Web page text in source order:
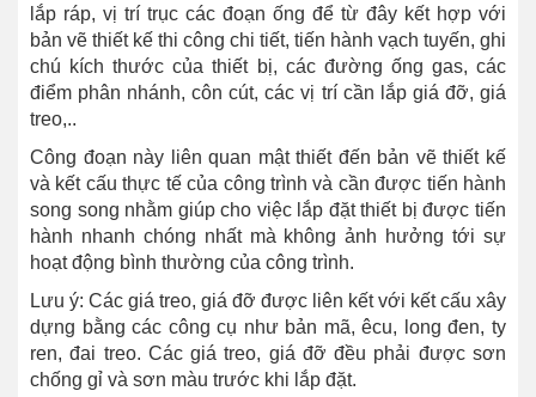
lắp ráp, vị trí trục các đoạn ống để từ đây kết hợp với
bản vẽ thiết kế thi công chi tiết, tiến hành vạch tuyến, ghi
chú kích thước của thiết bị, các đường ống gas, các
điểm phân nhánh, côn cút, các vị trí cần lắp giá đỡ, giá
treo,..
Công đoạn này liên quan mật thiết đến bản vẽ thiết kế
và kết cấu thực tế của công trình và cần được tiến hành
song song nhằm giúp cho việc lắp đặt thiết bị được tiến
hành nhanh chóng nhất mà không ảnh hưởng tới sự
hoạt động bình thường của công trình.
Lưu ý: Các giá treo, giá đỡ được liên kết với kết cấu xây
dựng bằng các công cụ như bản mã, êcu, long đen, ty
ren, đai treo. Các giá treo, giá đỡ đều phải được sơn
chống gỉ và sơn màu trước khi lắp đặt.